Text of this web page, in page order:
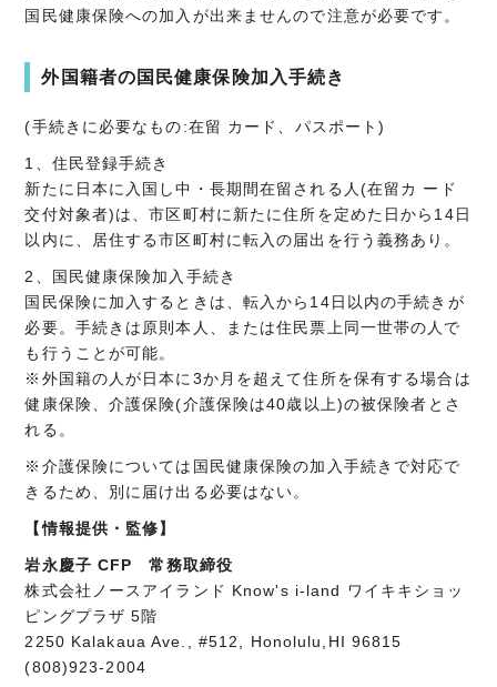
国民健康保険への加入が出来ませんので注意が必要です。
外国籍者の国民健康保険加入手続き
(手続きに必要なもの:在留 カード、パスポート)
1、住民登録手続き
新たに日本に入国し中・長期間在留される人(在留カ ード
交付対象者)は、市区町村に新たに住所を定めた日から14日
以内に、居住する市区町村に転入の届出を行う義務あり。
2、国民健康保険加入手続き
国民保険に加入するときは、転入から14日以内の手続きが
必要。手続きは原則本人、または住民票上同一世帯の人で
も行うことが可能。
※外国籍の人が日本に3か月を超えて住所を保有する場合は
健康保険、介護保険(介護保険は40歳以上)の被保険者とさ
れる。
※介護保険については国民健康保険の加入手続きで対応で
きるため、別に届け出る必要はない。
【情報提供・監修】
岩永慶子 CFP 常務取締役
株式会社ノースアイランド Know's i-land ワイキキショッ
ピングプラザ 5階
2250 Kalakaua Ave., #512, Honolulu,HI 96815
(808)923-2004